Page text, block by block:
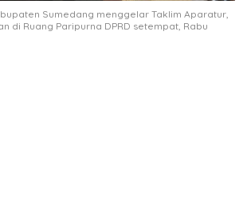
Sumedang menggelar Taklim Aparatur,
di Ruang Paripurna DPRD setempat, Rabu